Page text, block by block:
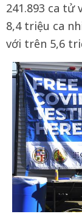
241.893 ca tử
8,4 triệu ca
với trên 5,6